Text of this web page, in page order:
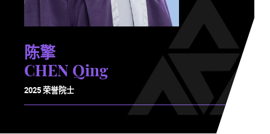
陈擎
CHEN Qing
2025 荣誉院士